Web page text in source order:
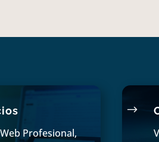
Profesional,
$